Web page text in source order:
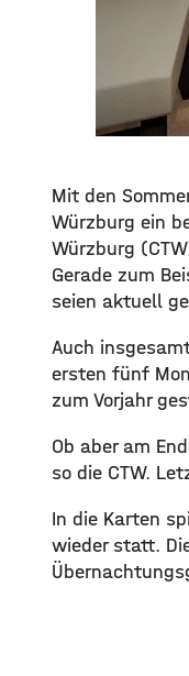
Mit den
Würzburg ein
Würzburg
Gerade zum
seien aktuell
Auch
ersten fünf
zum Vorjahr
Ob aber am
so die CTW.
In die Karten
wieder statt.